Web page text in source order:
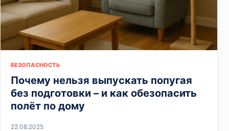
БЕЗОПАСНОСТЬ
Почему нельзя выпускать попугая
без подготовки – и как обезопасить
полёт по дому
22.08.2025